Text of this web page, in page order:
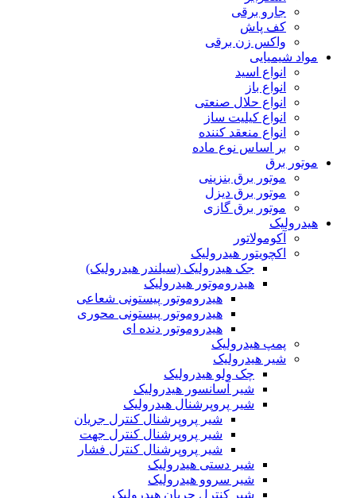
جارو برقی
کف پاش
واکس زن برقی
مواد شیمیایی
انواع اسید
انواع باز
انواع حلال صنعتی
انواع کیلیت ساز
انواع منعقد کننده
بر اساس نوع ماده
موتور برق
موتور برق بنزینی
موتور برق دیزل
موتور برق گازی
هیدرولیک
آکومولاتور
اکچویتور هیدرولیک
جک هیدرولیک (سیلندر هیدرولیک)
هیدروموتور هیدرولیک
هیدروموتور پیستونی شعاعی
هیدروموتور پیستونی محوری
هیدروموتور دنده ای
پمپ هیدرولیک
شیر هیدرولیک
چک ولو هیدرولیک
شیر آسانسور هیدرولیک
شیر پروپرشنال هیدرولیک
شیر پروپرشنال کنترل جریان
شیر پروپرشنال کنترل جهت
شیر پروپرشنال کنترل فشار
شیر دستی هیدرولیک
شیر سروو هیدرولیک
شیر کنترل جریان هیدرولیک